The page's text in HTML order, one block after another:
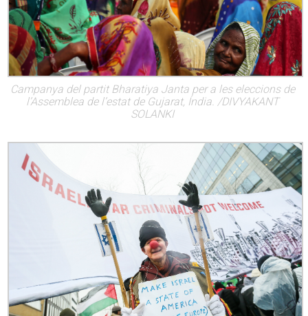
Campanya del partit Bharatiya Janta per a les eleccions de
l’Assemblea de l’estat de Gujarat, Índia. /DIVYAKANT
SOLANKI